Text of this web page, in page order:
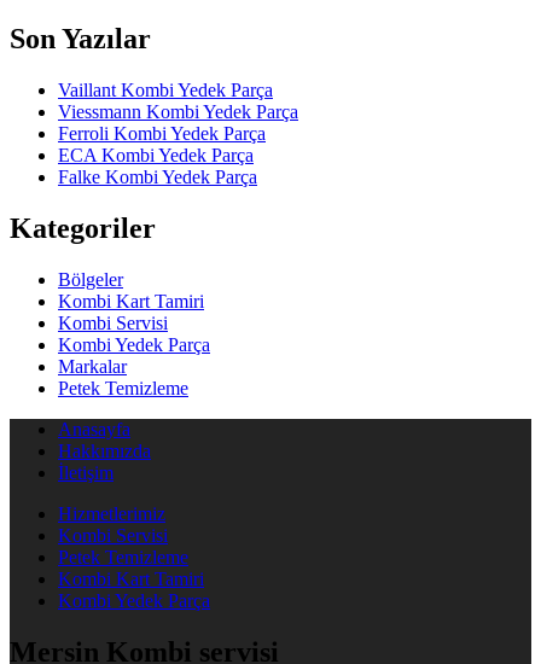
Son Yazılar
Vaillant Kombi Yedek Parça
Viessmann Kombi Yedek Parça
Ferroli Kombi Yedek Parça
ECA Kombi Yedek Parça
Falke Kombi Yedek Parça
Kategoriler
Bölgeler
Kombi Kart Tamiri
Kombi Servisi
Kombi Yedek Parça
Markalar
Petek Temizleme
Anasayfa
Hakkımızda
İletişim
Hizmetlerimiz
Kombi Servisi
Petek Temizleme
Kombi Kart Tamiri
Kombi Yedek Parça
Mersin Kombi servisi